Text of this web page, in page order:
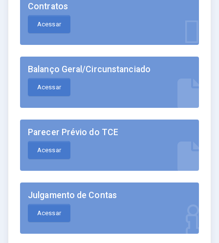
Contratos
Acessar
Balanço Geral/Circunstanciado
Acessar
Parecer Prévio do TCE
Acessar
Julgamento de Contas
Acessar